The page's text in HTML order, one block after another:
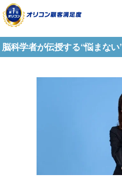
脳科学者が伝授する“悩まない